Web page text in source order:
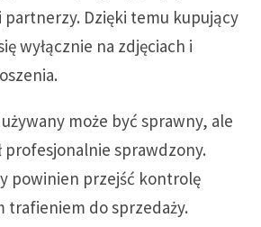
Dzięki temu kupujący
wyłącznie na zdjęciach i
może być sprawny, ale
profesjonalnie sprawdzony.
powinien przejść kontrolę
trafieniem do sprzedaży.